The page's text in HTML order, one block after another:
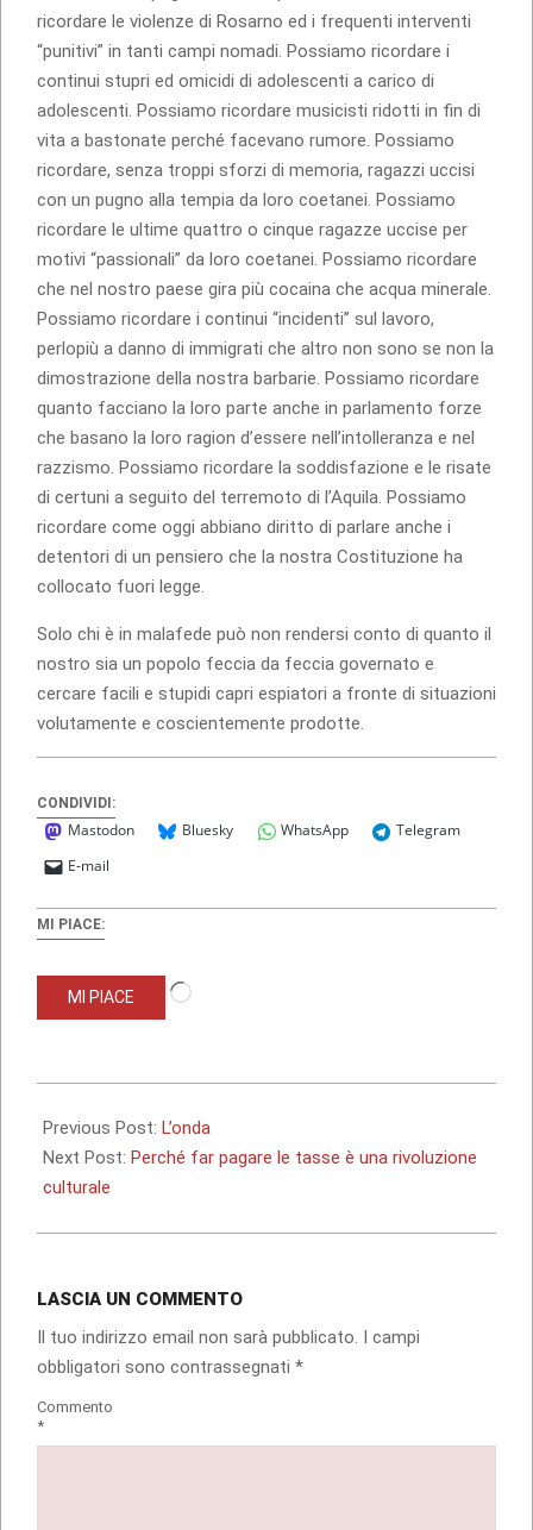
ricordare le violenze di Rosarno ed i frequenti interventi
“punitivi” in tanti campi nomadi. Possiamo ricordare i
continui stupri ed omicidi di adolescenti a carico di
adolescenti. Possiamo ricordare musicisti ridotti in fin di
vita a bastonate perché facevano rumore. Possiamo
ricordare, senza troppi sforzi di memoria, ragazzi uccisi
con un pugno alla tempia da loro coetanei. Possiamo
ricordare le ultime quattro o cinque ragazze uccise per
motivi “passionali” da loro coetanei. Possiamo ricordare
che nel nostro paese gira più cocaina che acqua minerale.
Possiamo ricordare i continui “incidenti” sul lavoro,
perlopiù a danno di immigrati che altro non sono se non la
dimostrazione della nostra barbarie. Possiamo ricordare
quanto facciano la loro parte anche in parlamento forze
che basano la loro ragion d’essere nell’intolleranza e nel
razzismo. Possiamo ricordare la soddisfazione e le risate
di certuni a seguito del terremoto di l’Aquila. Possiamo
ricordare come oggi abbiano diritto di parlare anche i
detentori di un pensiero che la nostra Costituzione ha
collocato fuori legge.
Solo chi è in malafede può non rendersi conto di quanto il
nostro sia un popolo feccia da feccia governato e
cercare facili e stupidi capri espiatori a fronte di situazioni
volutamente e coscientemente prodotte.
CONDIVIDI:
Mastodon Bluesky WhatsApp
Telegram
E-mail
MI PIACE:
MI PIACE
01-
07
Previous Post: L’onda
Next Post: Perché far pagare le tasse è una rivoluzione
culturale
LASCIA UN COMMENTO
Il tuo indirizzo email non sarà pubblicato. I campi
obbligatori sono contrassegnati *
Commento
*